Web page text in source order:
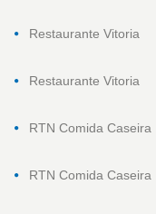
Restaurante Vitoria
Restaurante Vitoria
RTN Comida Caseira
RTN Comida Caseira